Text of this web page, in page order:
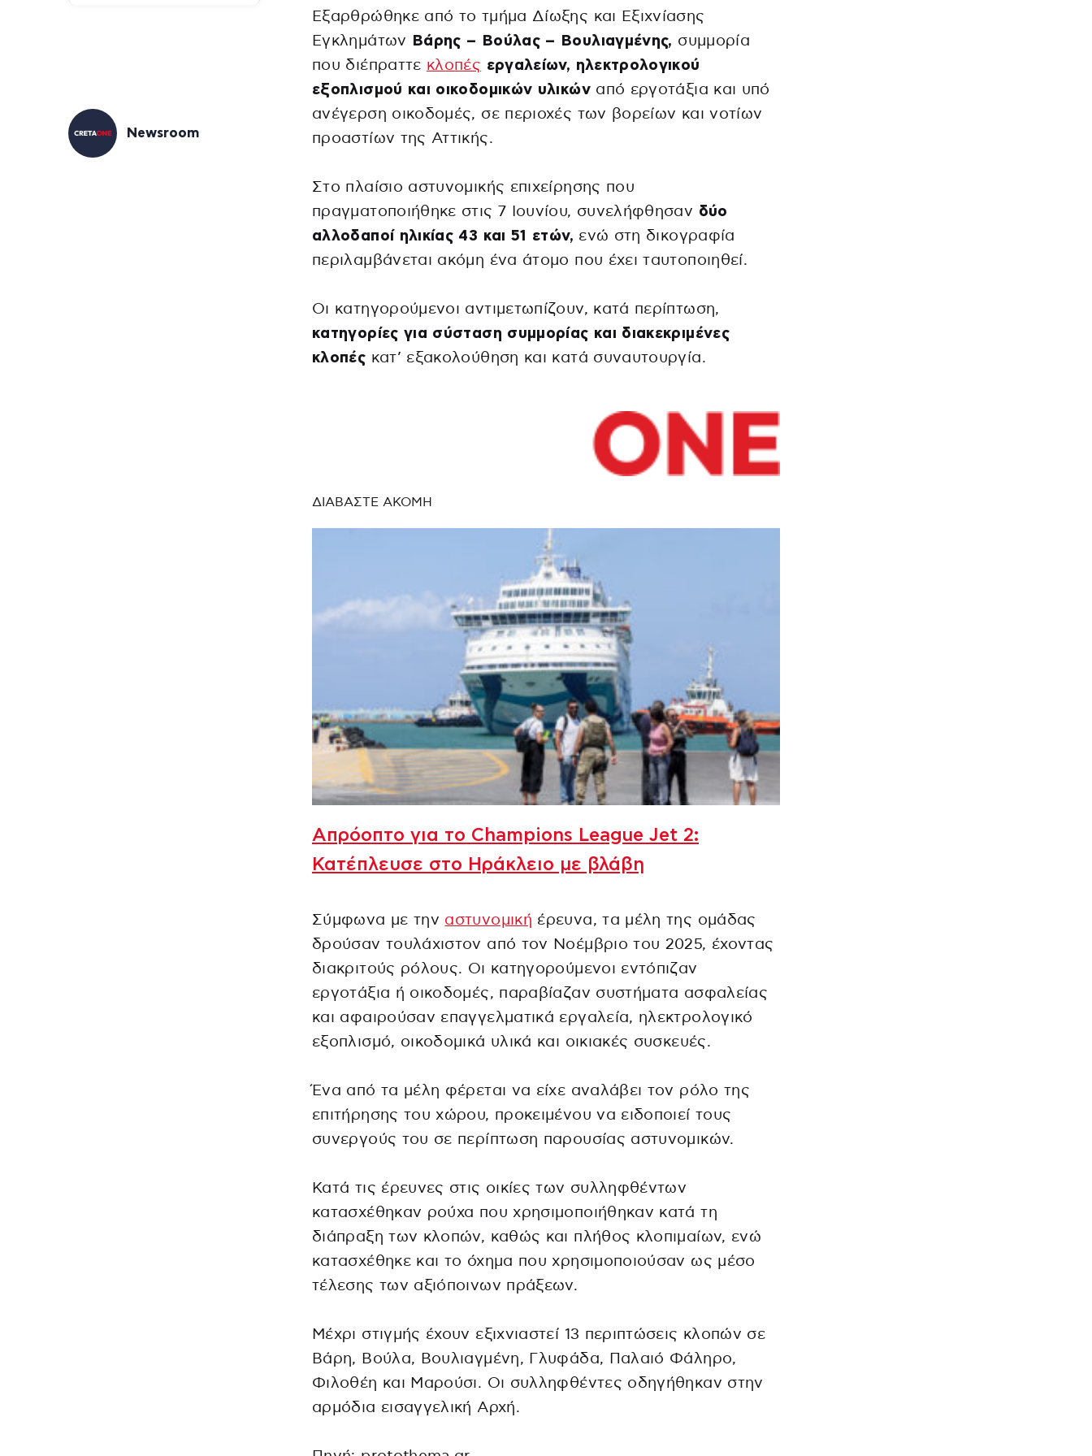
Newsroom
Εξαρθρώθηκε από το τμήμα Δίωξης και Εξιχνίασης
Εγκλημάτων
Βάρης – Βούλας – Βουλιαγμένης, συμμορία
που διέπραττε κλοπές εργαλείων, ηλεκτρολογικού
εξοπλισμού και οικοδομικών υλικώναπό εργοτάξια και υπό
ανέγερση οικοδομές, σε περιοχές των βορείων και νοτίων
προαστίων της Αττικής.
Στο πλαίσιο αστυνομικής επιχείρησης που
πραγματοποιήθηκε στις 7 Ιουνίου, συνελήφθησαν δύο
αλλοδαποί ηλικίας 43 και 51 ετών, ενώ στη δικογραφία
περιλαμβάνεται ακόμη ένα άτομο που έχει ταυτοποιηθεί.
Οι κατηγορούμενοι αντιμετωπίζουν, κατά περίπτωση,
κατηγορίες για σύσταση συμμορίας και διακεκριμένες
κλοπές κατ’ εξακολούθηση και κατά συναυτουργία.
ΔΙΑΒΑΣΤΕ ΑΚΟΜΗ
Απρόοπτο για το Champions League Jet 2:
Κατέπλευσε στο Ηράκλειο με βλάβη
Σύμφωνα με την αστυνομική έρευνα, τα μέλη της ομάδας
δρούσαν τουλάχιστον από τον Νοέμβριο του 2025, έχοντας
διακριτούς ρόλους. Οι κατηγορούμενοι εντόπιζαν
εργοτάξια ή οικοδομές, παραβίαζαν συστήματα ασφαλείας
και αφαιρούσαν επαγγελματικά εργαλεία, ηλεκτρολογικό
εξοπλισμό, οικοδομικά υλικά και οικιακές συσκευές.
Ένα από τα μέλη φέρεται να είχε αναλάβει τον ρόλο της
επιτήρησης του χώρου, προκειμένου να ειδοποιεί τους
συνεργούς του σε περίπτωση παρουσίας αστυνομικών.
Κατά τις έρευνες στις οικίες των συλληφθέντων
κατασχέθηκαν ρούχα που χρησιμοποιήθηκαν κατά τη
διάπραξη των κλοπών, καθώς και πλήθος κλοπιμαίων, ενώ
κατασχέθηκε και το όχημα που χρησιμοποιούσαν ως μέσο
τέλεσης των αξιόποινων πράξεων.
Μέχρι στιγμής έχουν εξιχνιαστεί 13 περιπτώσεις κλοπών σε
Βάρη, Βούλα, Βουλιαγμένη, Γλυφάδα, Παλαιό Φάληρο,
Φιλοθέη και Μαρούσι. Οι συλληφθέντες οδηγήθηκαν στην
αρμόδια εισαγγελική Αρχή.